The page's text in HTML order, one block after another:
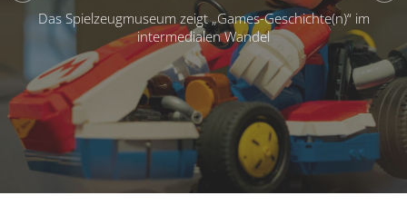
Das Spielzeugmuseum zeigt „Games-Geschichte(n)“ im
intermedialen Wandel